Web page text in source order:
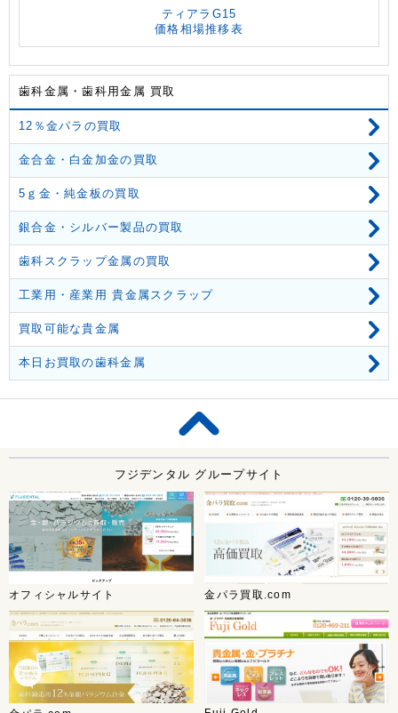
ティアラG15
価格相場推移表
歯科金属・歯科用金属 買取
12％金パラの買取
金合金・白金加金の買取
5ｇ金・純金板の買取
銀合金・シルバー製品の買取
歯科スクラップ金属の買取
工業用・産業用 貴金属スクラップ
買取可能な貴金属
本日お買取の歯科金属
フジデンタル グループサイト
オフィシャルサイト 金パラ買取.com